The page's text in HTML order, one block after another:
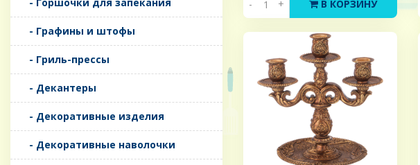
- Графины и штофы
- Гриль-прессы
- Декантеры
- Декоративные изделия
- Декоративные наволочки
- + В КОРЗИНУ